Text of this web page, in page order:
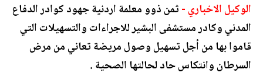
الوكيل الاخباري -ثمن ذوو معلمة اردنية جهود كوادر الدفاع
المدني وكادر مستشفى البشير للاجراءات والتسهيلات التي
قاموا بها من أجل تسهيل وصول مريضة تعاني من مرض
السرطان وانتكاس حاد لحالتها الصحية .